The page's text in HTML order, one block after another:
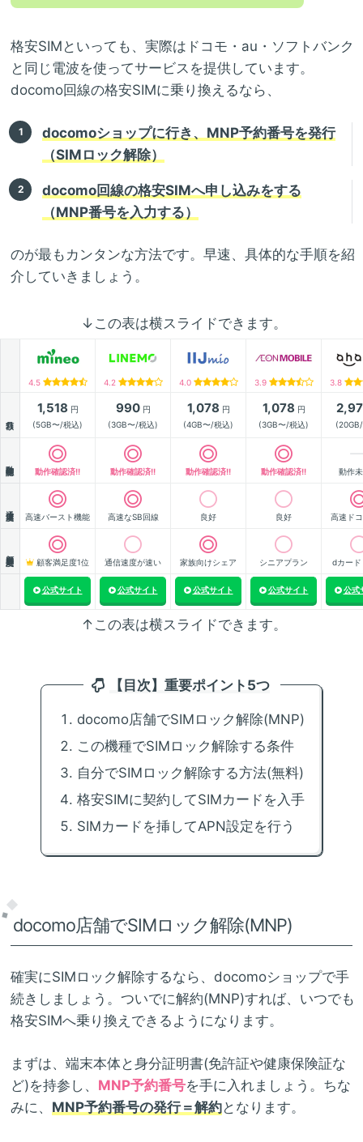
格安SIMといっても、実際はドコモ・au・ソフトバンク
と同じ電波を使ってサービスを提供しています。
docomo回線の格安SIMに乗り換えるなら、
docomoショップに行き、MNP予約番号を発行
（SIMロック解除）
docomo回線の格安SIMへ申し込みをする
（MNP番号を入力する）
のが最もカンタンな方法です。早速、具体的な手順を紹
介していきましょう。
↓この表は横スライドできます。
4.5 4.2 4.0 3.9 3.8
1,518 円
(5GB〜/税込)
990円
(3GB〜/税込)
1,078 円
(4GB〜/税込)
1,078 円
(3GB〜/税込)
動作確認済!! 動作確認済!! 動作確認済!! 動作確認済!! 動作
高速バースト機能 高速なSB回線 良好 良好 高速ド
顧客満足度1位 通信速度が速い 家族向けシェア シニアプラン dカード
公式サイト 公式サイト 公式サイト 公式サイト 公式
↑この表は横スライドできます。
【目次】重要ポイント5つ
docomo店舗でSIMロック解除(MNP)
この機種でSIMロック解除する条件
自分でSIMロック解除する方法(無料)
格安SIMに契約してSIMカードを入手
SIMカードを挿してAPN設定を行う
docomo店舗でSIMロック解除(MNP)
確実にSIMロック解除するなら、docomoショップで手
続きしましょう。ついでに解約(MNP)すれば、いつでも
格安SIMへ乗り換えできるようになります。
まずは、端末本体と身分証明書(免許証や健康保険証な
ど)を持参し、 MNP予約番号を手に入れましょう。ちな
みに、 MNP予約番号の発行＝解約となります。